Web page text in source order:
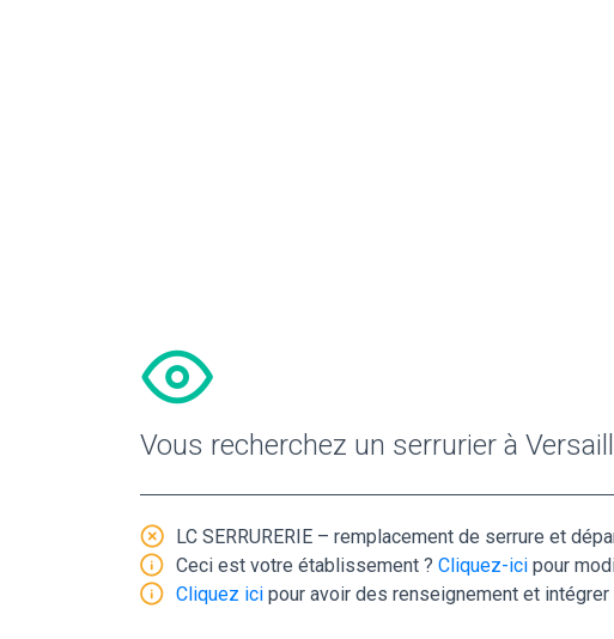
Vous recherchez un serrurier à
LC SERRURERIE – remplacement de serrure et
Ceci est votre établissement ? Cliquez-ici pour
Cliquez ici pour avoir des renseignement et